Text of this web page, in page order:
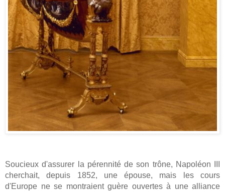
Soucieux d'assurer la pérennité de son trône, Napoléon III
cherchait, depuis 1852, une épouse, mais les cours
d'Europe ne se montraient guère ouvertes à une alliance